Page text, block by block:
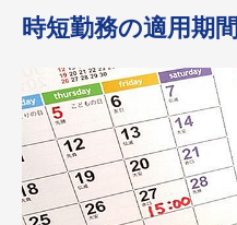
時短勤務の適用期間